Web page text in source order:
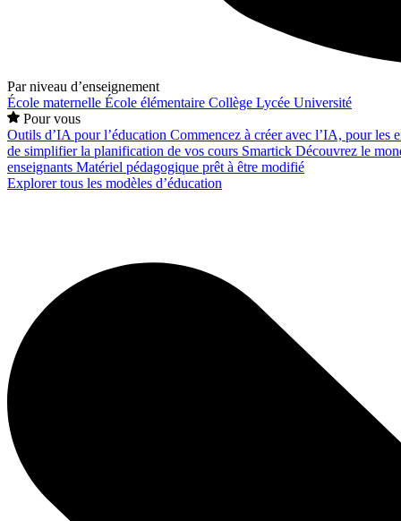
Par niveau d’enseignement
École maternelle École élémentaire Collège Lycée Université
Pour vous
Outils d’IA pour l’éducation Commencez à créer avec l’IA, pour les
de simplifier la planification de vos cours Smartick Découvrez le
enseignants Matériel pédagogique prêt à être modifié
Explorer tous les modèles d’éducation